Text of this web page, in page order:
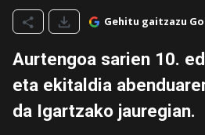
Gehitu gaitzazu
Aurtengoa sarien 10.
eta ekitaldia
da Igartzako jauregian.